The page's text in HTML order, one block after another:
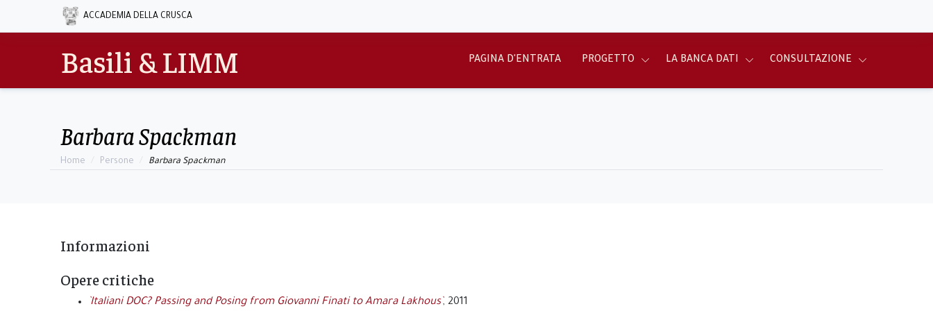
ACCADEMIA DELLA CRUSCA
Basili & LIMM PAGINA D'ENTRATA PROGETTO LA BANCA DATI CONSULTAZIONE
Barbara Spackman
Home Persone Barbara Spackman
Informazioni
Opere critiche
`Italiani DOC? Passing and Posing from Giovanni Finati to Amara Lakhous`, 2011